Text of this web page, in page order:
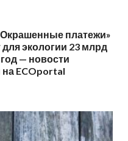
платежи»
для экологии 23 млрд
— новости
на ECOportal